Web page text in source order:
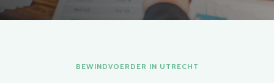
BEWINDVOERDER IN UTRECHT